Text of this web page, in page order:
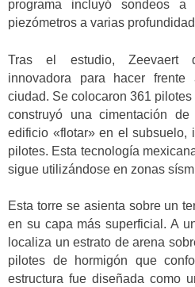
programa incluyó sondeos
piezómetros a varias
Tras el estudio, Zeevaert
innovadora para hacer
ciudad. Se colocaron 361
construyó una cimentación
edificio «flotar» en el subsuelo,
pilotes. Esta tecnología
sigue utilizándose en zonas
Esta torre se asienta sobre un
en su capa más superficial. A
localiza un estrato de arena
pilotes de hormigón que
estructura fue diseñada como